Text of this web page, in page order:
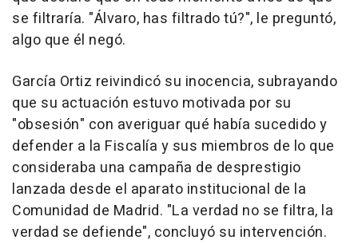
se filtraría. "Álvaro, has filtrado tú?", le preguntó,
algo que él negó.
García Ortiz reivindicó su inocencia, subrayando
que su actuación estuvo motivada por su
"obsesión" con averiguar qué había sucedido y
defender a la Fiscalía y sus miembros de lo que
consideraba una campaña de desprestigio
lanzada desde el aparato institucional de la
Comunidad de Madrid. "La verdad no se filtra, la
verdad se defiende", concluyó su intervención.